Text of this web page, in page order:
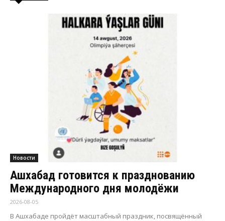
Новости
Ашхабад готовится к празднованию
Международного дня молодёжи
2026-08-05
В Ашхабаде пройдёт масштабный праздник, посвящённый